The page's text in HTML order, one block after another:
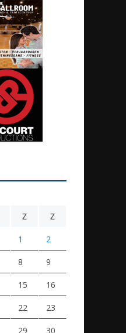
Z Z
1 2
8 9
15 16
22 23
29 30